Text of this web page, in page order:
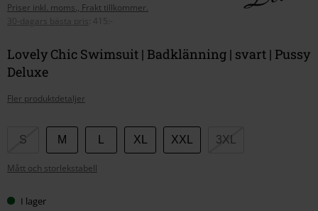
Priser inkl. moms., Frakt tillkommer.
30-dagars bästa pris
415:-
Lovely Chic Swimsuit | Badklänning | svart | Pussy
Deluxe
Fler produktdetaljer
Välj
storlek
S M XL XXL 3XL
Mått och storlekstabell
I lager